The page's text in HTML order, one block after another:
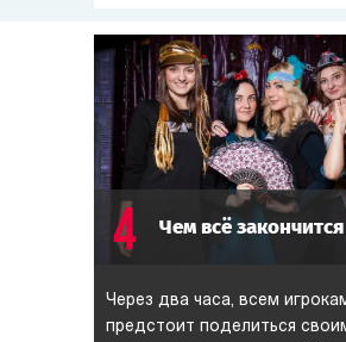
4 Чем всё закончится
Через два часа, всем
предстоит поделиться